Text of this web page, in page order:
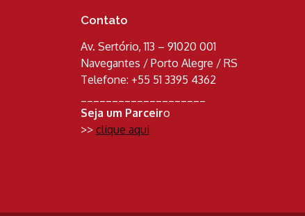
Contato
Av. Sertório, 113 – 91020 001
Navegantes / Porto Alegre / RS
Telefone: +55 51 3395 4362
Seja um Parceiro
>> clique aqui